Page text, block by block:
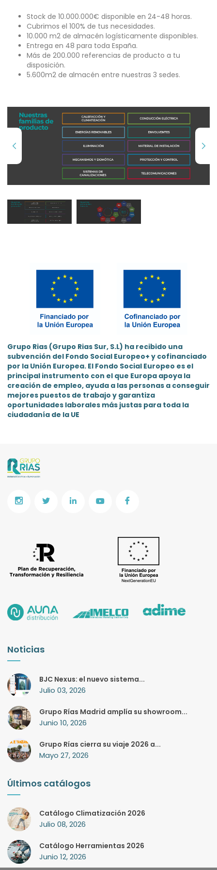
Stock de 10.000.000€ disponible en 24-48 horas.
Cubrimos el 100% de tus necesidades.
10.000 m2 de almacén logísticamente disponibles.
Entrega en 48 para toda España.
Más de 200.000 referencias de producto a tu
disposición.
5.600m2 de almacén entre nuestras 3 sedes.
Grupo Rias (Grupo Rias Sur, S.L) ha recibido una
subvención del Fondo Social Europeo+ y cofinanciado
por la Unión Europea. El Fondo Social Europeo es el
principal instrumento con el que Europa apoya la
creación de empleo, ayuda a las personas a conseguir
mejores puestos de trabajo y garantiza
oportunidades laborales más justas para toda la
ciudadanía de la UE
Noticias
BJC Nexus: el nuevo sistema...
Julio 03, 2026
Grupo Rías Madrid amplía su showroom...
Junio 10, 2026
Grupo Rías cierra su viaje 2026 a...
Mayo 27, 2026
Últimos catálogos
Catálogo Climatización 2026
Julio 08, 2026
Catálogo Herramientas 2026
Junio 12, 2026